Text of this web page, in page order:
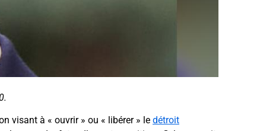
visant à « ouvrir » ou « libérer » le détroit